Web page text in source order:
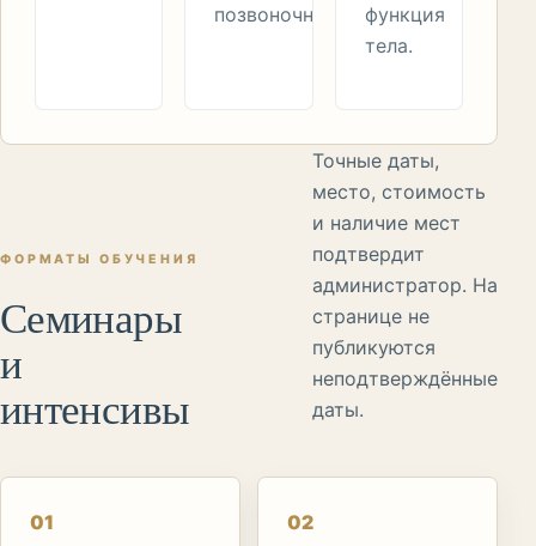
позвоночником.функция
тела.
ФОРМАТЫ ОБУЧЕНИЯ
Семинары
и
интенсивы
Точные даты,
место, стоимость
и наличие мест
подтвердит
администратор. На
странице не
публикуются
неподтверждённые
даты.
01 02